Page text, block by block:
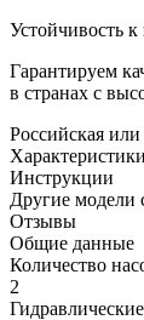
Устойчивость к
Гарантируем
в странах с
Российская или
Характеристики
Инструкции
Другие модели
Отзывы
Общие данные
Количество
2